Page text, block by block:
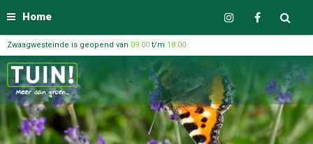
Home
Zwaagwesteinde is geopend van 09:00 t/m 18:00